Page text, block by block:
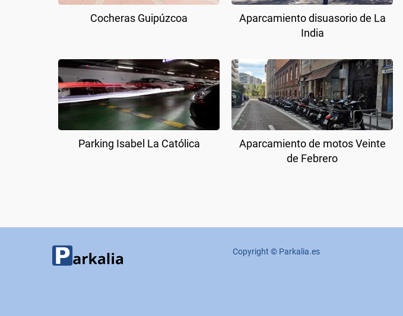
Cocheras Guipúzcoa
Aparcamiento disuasorio de La
India
Parking Isabel La Católica
Aparcamiento de motos Veinte
de Febrero
Copyright © Parkalia.es